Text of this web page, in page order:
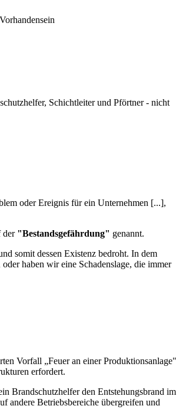
Schichtleiter und Pförtner - nicht
oder Ereignis für ein Unternehmen [...],
der "Bestandsgefährdung" genannt.
somit dessen Existenz bedroht. In dem
haben wir eine Schadenslage, die immer
Vorfall „Feuer an einer Produktionsanlage"
erfordert.
Brandschutzhelfer den Entstehungsbrand im
andere Betriebsbereiche übergreifen und